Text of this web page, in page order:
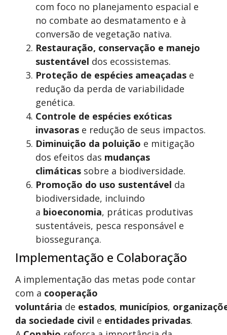
com foco no planejamento espacial e
no combate ao desmatamento e à
conversão de vegetação nativa.
Restauração, conservação e manejo
sustentável dos ecossistemas.
Proteção de espécies ameaçadas e
redução da perda de variabilidade
genética.
Controle de espécies exóticas
invasoras e redução de seus impactos.
Diminuição da poluição e mitigação
dos efeitos das mudanças
climáticas sobre a biodiversidade.
Promoção do uso sustentável da
biodiversidade, incluindo
a bioeconomia, práticas produtivas
sustentáveis, pesca responsável e
biossegurança.
Implementação e Colaboração
A implementação das metas pode contar
com a cooperação
voluntária de estados, municípios,
da sociedade civil e entidades privadas.